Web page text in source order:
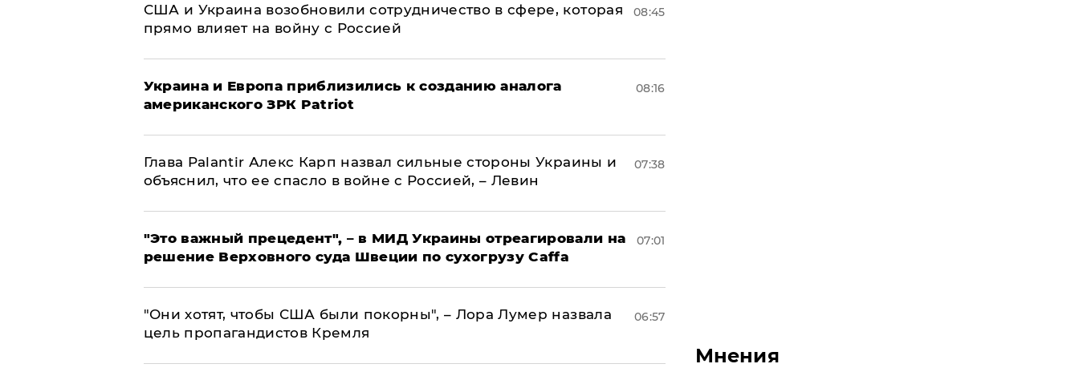
США и Украина возобновили сотрудничество в сфере, которая
прямо влияет на войну с Россией
08:45
Украина и Европа приблизились к созданию аналога
американского ЗРК Patriot
08:16
Глава Palantir Алекс Карп назвал сильные стороны Украины и
объяснил, что ее спасло в войне с Россией, – Левин
07:38
"Это важный прецедент", – в МИД Украины отреагировали на
решение Верховного суда Швеции по сухогрузу Caffa
07:01
"Они хотят, чтобы США были покорны", – Лора Лумер назвала
цель пропагандистов Кремля
06:57
Мнения